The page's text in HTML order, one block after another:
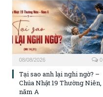
08/08/2026 0
Tại sao anh lại nghi ngờ? –
Chúa Nhật 19 Thường Niên,
năm A